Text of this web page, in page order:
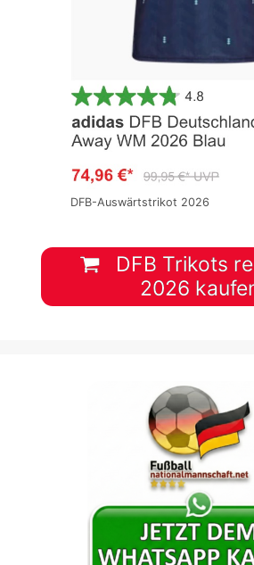
DFB-Auswärtstrikot 2026
DFB Trikots
2026